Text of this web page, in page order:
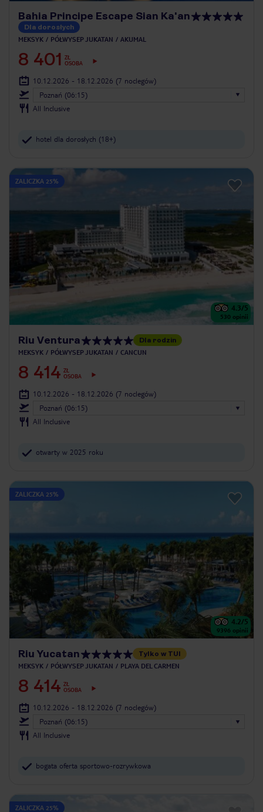
Bahia Principe Escape Sian Ka'an
Dla dorosłych
MEKSYK PÓŁWYSEP JUKATAN AKUMAL
8 401
ZŁ
OSOBA
10.12.2026 - 18.12.2026 (7 noclegów)
Poznań (06:15)
All Inclusive
hotel dla dorosłych (18+)
ZALICZKA 25%
4.3/5
530 opinii
Riu Ventura Dla rodzin
MEKSYK PÓŁWYSEP JUKATAN CANCUN
8 414 ZŁ
OSOBA
10.12.2026 - 18.12.2026 (7 noclegów)
Poznań (06:15)
All Inclusive
otwarty w 2025 roku
ZALICZKA 25%
4.2/5
9396 opinii
Riu Yucatan Tylko w TUI
MEKSYK PÓŁWYSEP JUKATAN PLAYA DEL CARMEN
8 414 ZŁ
OSOBA
10.12.2026 - 18.12.2026 (7 noclegów)
Poznań (06:15)
All Inclusive
bogata oferta sportowo-rozrywkowa
ZALICZKA 25%